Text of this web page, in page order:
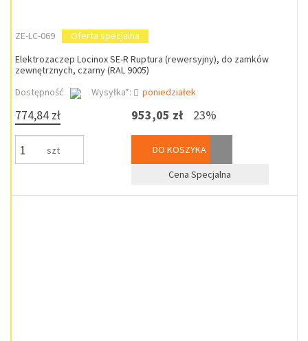
ZE-LC-069
Oferta specjalna
Elektrozaczep Locinox SE-R Ruptura (rewersyjny), do zamków
zewnętrznych, czarny (RAL 9005)
Dostępność
Wysyłka*: poniedziałek
774,84 zł
szt
953,05 zł 23%
DO KOSZYKA
Cena Specjalna